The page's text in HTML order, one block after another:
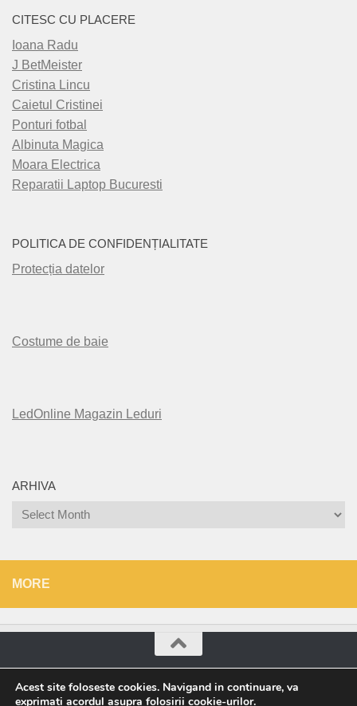
CITESC CU PLACERE
Ioana Radu
J BetMeister
Cristina Lincu
Caietul Cristinei
Ponturi fotbal
Albinuta Magica
Moara Electrica
Reparatii Laptop Bucuresti
POLITICA DE CONFIDENȚIALITATE
Protecția datelor
Costume de baie
LedOnline Magazin Leduri
ARHIVA
Arhiva
MORE
Roșu Direct © 2026. All Rights Reserved.
Acest site foloseste cookies. Navigand in continuare, va
exprimati acordul asupra folosirii cookie-urilor.